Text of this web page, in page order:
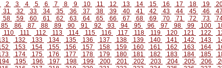
2 3 4 5 6 7 8 9 10 11 12 13 14 15 16 17 18 19
31 32 33 34 35 36 37 38 39 40 41 42 43 44 45 46 47
58 59 60 61 62 63 64 65 66 67 68 69 70 71 72 73
85 86 87 88 89 90 91 92 93 94 95 96 97 98 99 100
110 111 112 113 114 115 116 117 118 119 120 121 122
132 133 134 135 136 137 138 139 140 141 142 143
153 154 155 156 157 158 159 160 161 162 163 164
174 175 176 177 178 179 180 181 182 183 184 185
195 196 197 198 199 200 201 202 203 204 205 206